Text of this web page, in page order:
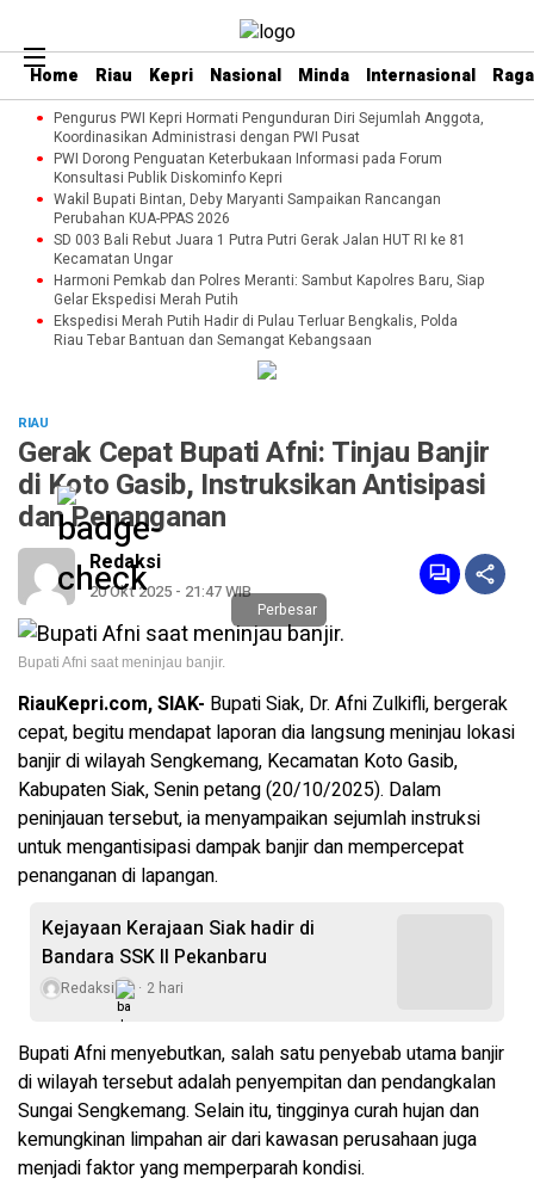
Home Riau Kepri Nasional Minda Internasional
Pengurus PWI Kepri Hormati Pengunduran Diri Sejumlah Anggota,
Koordinasikan Administrasi dengan PWI Pusat
PWI Dorong Penguatan Keterbukaan Informasi pada Forum
Konsultasi Publik Diskominfo Kepri
Wakil Bupati Bintan, Deby Maryanti Sampaikan Rancangan
Perubahan KUA-PPAS 2026
SD 003 Bali Rebut Juara 1 Putra Putri Gerak Jalan HUT RI ke 81
Kecamatan Ungar
Harmoni Pemkab dan Polres Meranti: Sambut Kapolres Baru, Siap
Gelar Ekspedisi Merah Putih
Ekspedisi Merah Putih Hadir di Pulau Terluar Bengkalis, Polda
Riau Tebar Bantuan dan Semangat Kebangsaan
RIAU
Gerak Cepat Bupati Afni: Tinjau Banjir
di Koto Gasib, Instruksikan Antisipasi
dan Penanganan
Redaksi
20 Okt 2025 - 21:47 WIB
Perbesar
Bupati Afni saat meninjau banjir.
RiauKepri.com, SIAK- Bupati Siak, Dr. Afni Zulkifli, bergerak
cepat, begitu mendapat laporan dia langsung meninjau lokasi
banjir di wilayah Sengkemang, Kecamatan Koto Gasib,
Kabupaten Siak, Senin petang (20/10/2025). Dalam
peninjauan tersebut, ia menyampaikan sejumlah instruksi
untuk mengantisipasi dampak banjir dan mempercepat
penanganan di lapangan.
Kejayaan Kerajaan Siak hadir di
Bandara SSK II Pekanbaru
Redaksi 2 hari
Bupati Afni menyebutkan, salah satu penyebab utama banjir
di wilayah tersebut adalah penyempitan dan pendangkalan
Sungai Sengkemang. Selain itu, tingginya curah hujan dan
kemungkinan limpahan air dari kawasan perusahaan juga
menjadi faktor yang memperparah kondisi.